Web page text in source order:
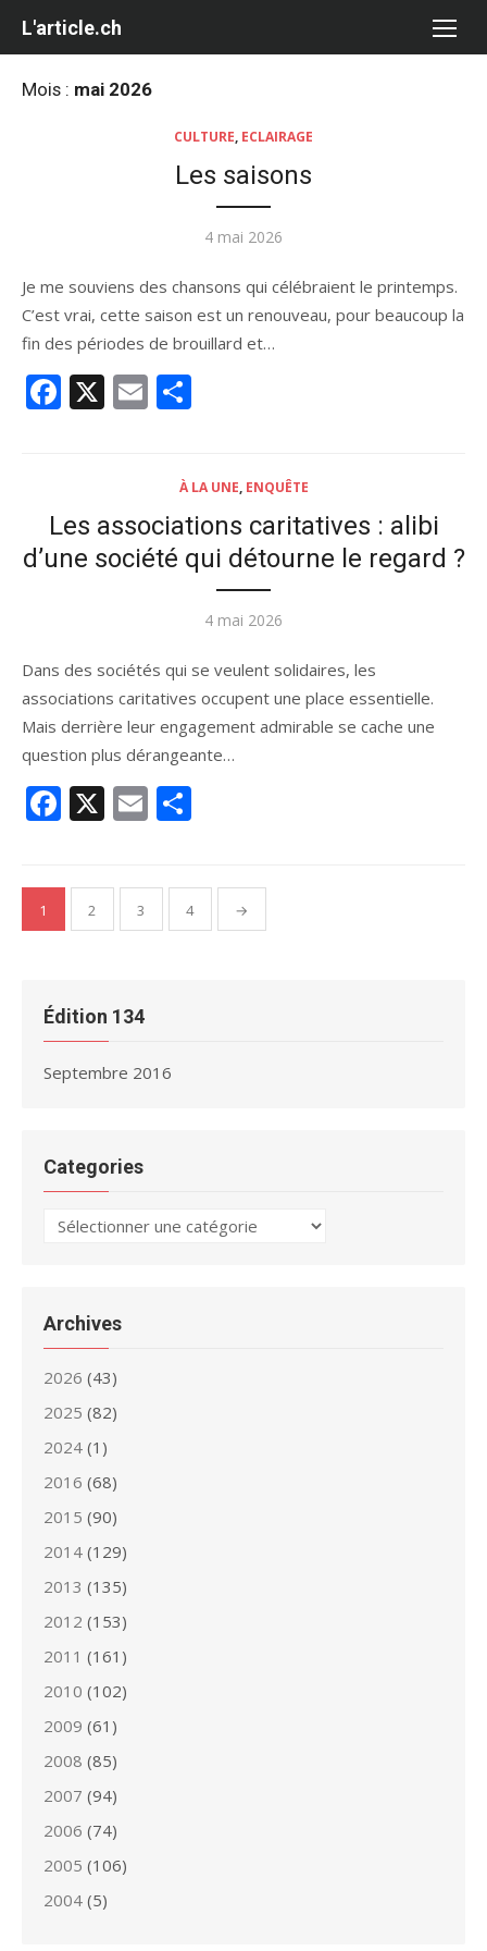
L'article.ch
Mois : mai 2026
CULTURE, ECLAIRAGE
Les saisons
Publié
4 mai 2026
Je me souviens des chansons qui célébraient le printemps.
C’est vrai, cette saison est un renouveau, pour beaucoup la
fin des périodes de brouillard et…
Facebook
X Email
À LA UNE, ENQUÊTE
Les associations caritatives : alibi
d’une société qui détourne le regard ?
Publié
4 mai 2026
Dans des sociétés qui se veulent solidaires, les
associations caritatives occupent une place essentielle.
Mais derrière leur engagement admirable se cache une
question plus dérangeante…
Facebook
X Email
Pagination
des
1 2 3 4 →
Édition 134
Septembre 2016
Categories
Categories
Archives
2026 (43)
2025 (82)
2024 (1)
2016 (68)
2015 (90)
2014 (129)
2013 (135)
2012 (153)
2011 (161)
2010 (102)
2009 (61)
2008 (85)
2007 (94)
2006 (74)
2005 (106)
2004 (5)